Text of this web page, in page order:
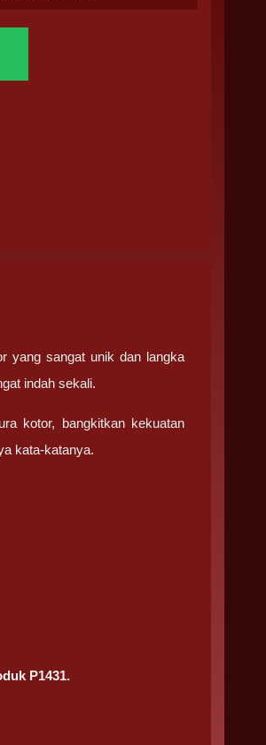
yang sangat unik dan langka
indah sekali.
kotor, bangkitkan kekuatan
kata-katanya.
P1431.